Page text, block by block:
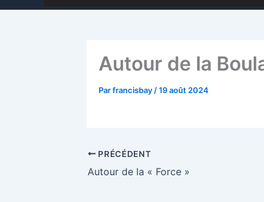
Autour de la
Parfrancisbay /19 août 2024
PRÉCÉDENT
Autour de la « Force »